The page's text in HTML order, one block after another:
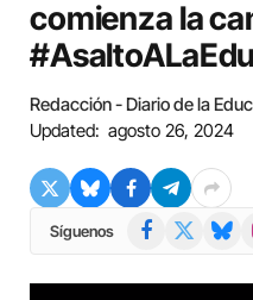
comienza la
Redacción - Diario de la
Updated: agosto 26, 2024
Síguenos Facebook